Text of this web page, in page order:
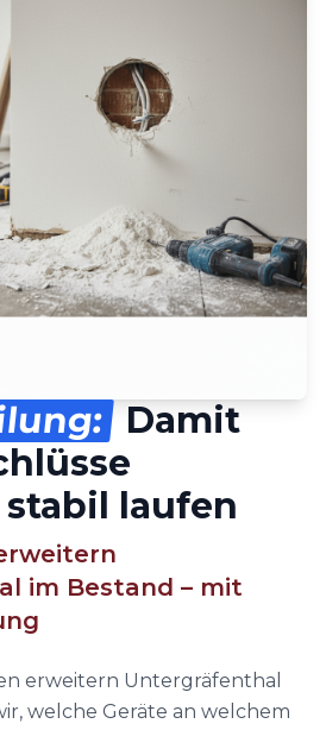
Damit
laufen
im Bestand – mit
erweitern Untergräfenthal
welche Geräte an welchem